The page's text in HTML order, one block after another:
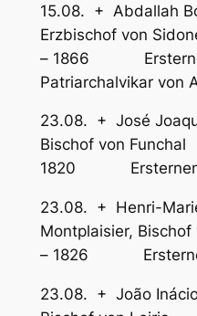
15.08. + Abdallah
Erzbischof von
– 1866
Patriarchalvikar von
23.08. + José
Bischof von
1820
23.08. + Henri-
Montplaisier,
– 1826
23.08. + João